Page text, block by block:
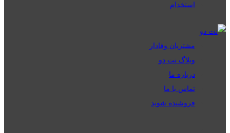
استخدام
مشتریان وفادار
وبلاگ نت دو
درباره ما
تماس با ما
فروشنده شوید